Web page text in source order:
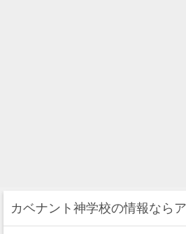
カベナント神学校の情報なら